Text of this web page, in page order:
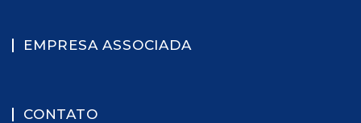
EMPRESA ASSOCIADA
CONTATO